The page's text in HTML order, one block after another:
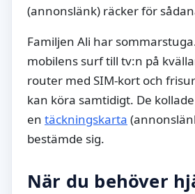
(annonslänk) räcker för
Familjen Ali har
mobilens surf till tv:n på
router med SIM-kort och
kan köra samtidigt. De
en täckningskarta
bestämde sig.
När du behöver